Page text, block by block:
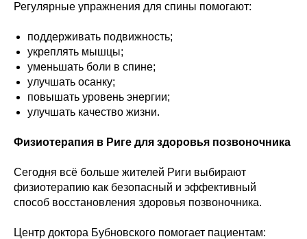
Регулярные упражнения для спины помогают:
поддерживать подвижность;
укреплять мышцы;
уменьшать боли в спине;
улучшать осанку;
повышать уровень энергии;
улучшать качество жизни.
Физиотерапия в Риге для здоровья позвоночника
Сегодня всё больше жителей Риги выбирают
физиотерапию как безопасный и эффективный
способ восстановления здоровья позвоночника.
Центр доктора Бубновского помогает пациентам: